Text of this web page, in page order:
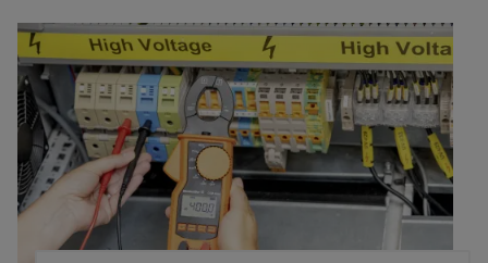
Betrieb
von
Windparks
Modifizierte
und
bestückte
Gehäuse
Kundenspezifische
Kabelkonfektionierung